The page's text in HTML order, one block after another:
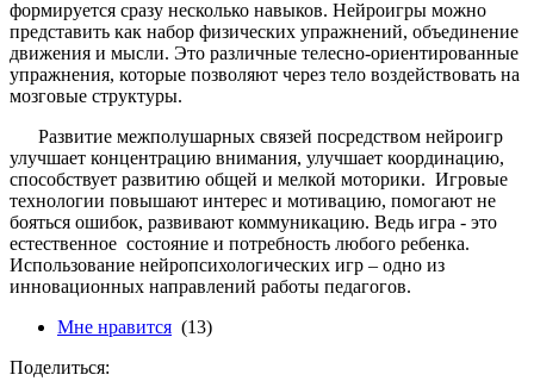
формируется сразу несколько навыков. Нейроигры можно
представить как набор физических упражнений, объединение
движения и мысли. Это различные телесно-ориентированные
упражнения, которые позволяют через тело воздействовать на
мозговые структуры.
Развитие межполушарных связей посредством нейроигр
улучшает концентрацию внимания, улучшает координацию,
способствует развитию общей и мелкой моторики. Игровые
технологии повышают интерес и мотивацию, помогают не
бояться ошибок, развивают коммуникацию. Ведь игра - это
естественное состояние и потребность любого ребенка.
Использование нейропсихологических игр – одно из
инновационных направлений работы педагогов.
Мне нравится (13)
Поделиться: